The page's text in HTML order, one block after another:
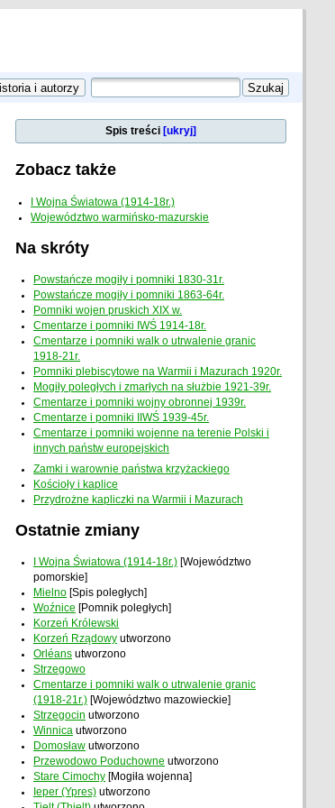
Spis treści [ukryj]
Zobacz także
I Wojna Światowa (1914-18r.)
Województwo warmińsko-mazurskie
Na skróty
Powstańcze mogiły i pomniki 1830-31r.
Powstańcze mogiły i pomniki 1863-64r.
Pomniki wojen pruskich XIX w.
Cmentarze i pomniki IWŚ 1914-18r.
Cmentarze i pomniki walk o utrwalenie granic
1918-21r.
Pomniki plebiscytowe na Warmii i Mazurach 1920r.
Mogiły poległych i zmarłych na służbie 1921-39r.
Cmentarze i pomniki wojny obronnej 1939r.
Cmentarze i pomniki IIWŚ 1939-45r.
Cmentarze i pomniki wojenne na terenie Polski i
innych państw europejskich
Zamki i warownie państwa krzyżackiego
Kościoły i kaplice
Przydrożne kapliczki na Warmii i Mazurach
Ostatnie zmiany
I Wojna Światowa (1914-18r.) [Województwo
pomorskie]
Mielno [Spis poległych]
Woźnice [Pomnik poległych]
Korzeń Królewski
Korzeń Rządowy utworzono
Orléans utworzono
Strzegowo
Cmentarze i pomniki walk o utrwalenie granic
(1918-21r.) [Województwo mazowieckie]
Strzegocin utworzono
Winnica utworzono
Domosław utworzono
Przewodowo Poduchowne utworzono
Stare Cimochy [Mogiła wojenna]
Ieper (Ypres) utworzono